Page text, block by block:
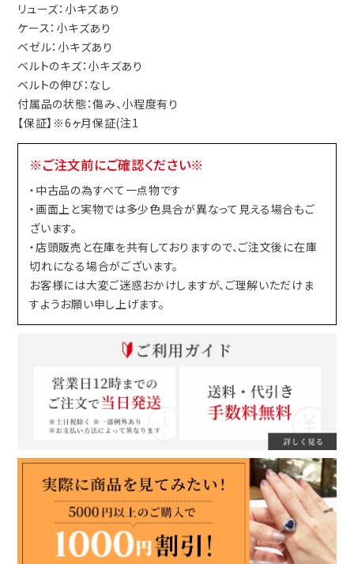
リューズ：小キズあり
ケース：小キズあり
ベゼル：小キズあり
ベルトのキズ：小キズあり
ベルトの伸び：なし
付属品の状態：傷み、小程度有り
【保証】※6ヶ月保証(注1
※ご注文前にご確認ください※
・中古品の為すべて一点物です
・画面上と実物では多少色具合が異なって見える場合もご
ざいます。
・店頭販売と在庫を共有しておりますので、ご注文後に在庫
切れになる場合がございます。
お客様には大変ご迷惑おかけしますが、ご理解いただけま
すようお願い申し上げます。